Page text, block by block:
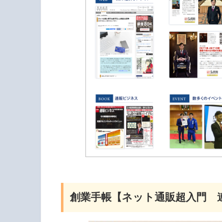
創業手帳【ネット通販超入門